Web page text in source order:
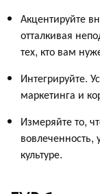
Акцентируйте
отталкивая
тех, кто вам
Интегрируйте.
маркетинга и
Измеряйте то,
вовлеченность,
культуре.